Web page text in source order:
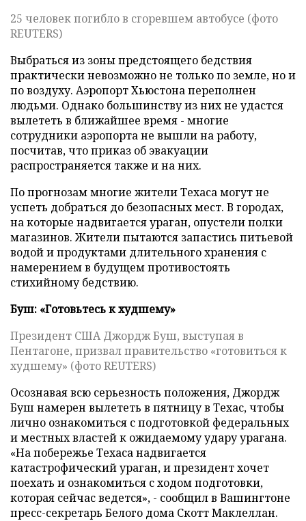
25 человек погибло в сгоревшем автобусе (фото
REUTERS)
Выбраться из зоны предстоящего бедствия
практически невозможно не только по земле, но и
по воздуху. Аэропорт Хьюстона переполнен
людьми. Однако большинству из них не удастся
вылететь в ближайшее время - многие
сотрудники аэропорта не вышли на работу,
посчитав, что приказ об эвакуации
распространяется также и на них.
По прогнозам многие жители Техаса могут не
успеть добраться до безопасных мест. В городах,
на которые надвигается ураган, опустели полки
магазинов. Жители пытаются запастись питьевой
водой и продуктами длительного хранения с
намерением в будущем противостоять
стихийному бедствию.
Буш: «Готовьтесь к худшему»
Президент США Джордж Буш, выступая в
Пентагоне, призвал правительство «готовиться к
худшему» (фото REUTERS)
Осознавая всю серьезность положения, Джордж
Буш намерен вылететь в пятницу в Техас, чтобы
лично ознакомиться с подготовкой федеральных
и местных властей к ожидаемому удару урагана.
«На побережье Техаса надвигается
катастрофический ураган, и президент хочет
поехать и ознакомиться с ходом подготовки,
которая сейчас ведется», - сообщил в Вашингтоне
пресс-секретарь Белого дома Скотт Маклеллан.